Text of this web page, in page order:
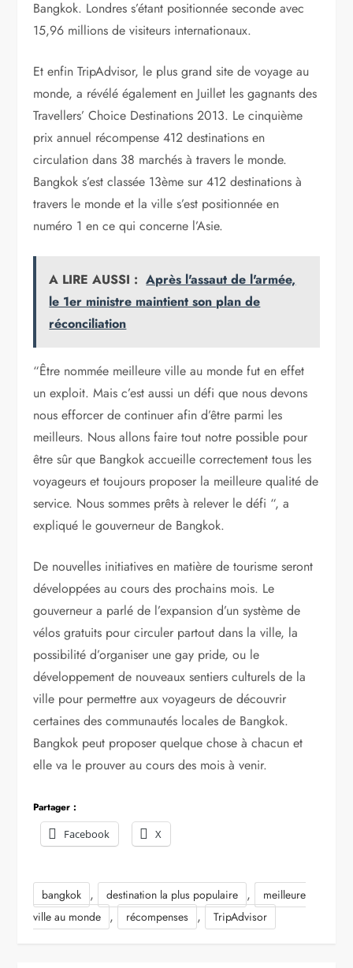
Bangkok. Londres s’étant positionnée seconde avec
15,96 millions de visiteurs internationaux.
Et enfin TripAdvisor, le plus grand site de voyage au
monde, a révélé également en Juillet les gagnants des
Travellers’ Choice Destinations 2013. Le cinquième
prix annuel récompense 412 destinations en
circulation dans 38 marchés à travers le monde.
Bangkok s’est classée 13ème sur 412 destinations à
travers le monde et la ville s’est positionnée en
numéro 1 en ce qui concerne l’Asie.
A LIRE AUSSI : Après l'assaut de l'armée,
le 1er ministre maintient son plan de
réconciliation
“Être nommée meilleure ville au monde fut en effet
un exploit. Mais c’est aussi un défi que nous devons
nous efforcer de continuer afin d’être parmi les
meilleurs. Nous allons faire tout notre possible pour
être sûr que Bangkok accueille correctement tous les
voyageurs et toujours proposer la meilleure qualité de
service. Nous sommes prêts à relever le défi “, a
expliqué le gouverneur de Bangkok.
De nouvelles initiatives en matière de tourisme seront
développées au cours des prochains mois. Le
gouverneur a parlé de l’expansion d’un système de
vélos gratuits pour circuler partout dans la ville, la
possibilité d’organiser une gay pride, ou le
développement de nouveaux sentiers culturels de la
ville pour permettre aux voyageurs de découvrir
certaines des communautés locales de Bangkok.
Bangkok peut proposer quelque chose à chacun et
elle va le prouver au cours des mois à venir.
Partager :
Facebook
X
bangkok , destination la plus populaire ,
meilleure
ville au monde , récompenses , TripAdvisor